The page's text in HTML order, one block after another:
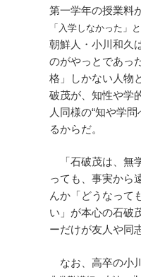
第一学年の授業料
「入学しなかった」
朝鮮人・小川和久
のがやっとであっ
格」しかない人物
破茂が、知性や学
人同様の“知や学
るからだ。
「石破茂は、無
っても、事実から
んか「どうなって
い」が本心の石破
ーだけが友人や同
なお、高卒の小